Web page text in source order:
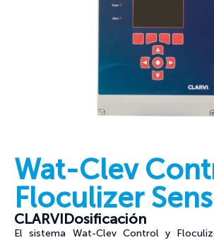
Wat-Clev
Floculizer
CLARVIDosificación
El sistema Wat-Clev Control y